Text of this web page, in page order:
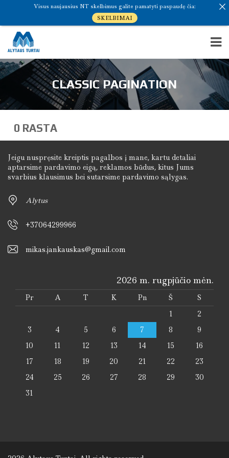
CLASSIC PAGINATION
0 RASTA
Jeigu nuspręsite kreiptis pagalbos į mane, kartu detaliai
aptarsime pardavimo eigą, reklamos būdus, kitus Jums
svarbius klausimus bei sutarsime pardavimo sąlygas.
Alytus
+37064299966
mikas.jankauskas@gmail.com
2026 m. rugpjūčio mėn.
Pr A T K Pn Š
S
1
2
3
4 5 6 7 8
9
10
11 12 13 14 15
16
17
18 19 20 21 22
23
24
25 26 27 28 29
30
31
Visus naujausius NT skelbimus galite pamatyti paspaudę čia:
SKELBIMAI